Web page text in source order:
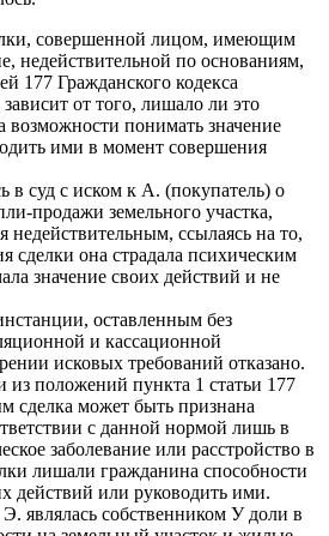
совершенной лицом, имеющим
недействительной по основаниям,
177 Гражданского кодекса
от того, лишало ли это
возможности понимать значение
ими в момент совершения
в суд с иском к А. (покупатель) о
продажи земельного участка,
ссылаясь на то,
сделки она страдала психическим
значение своих действий и не
оставленным без
и кассационной
исковых требований отказано.
положений пункта 1 статьи 177
сделка может быть признана
с данной нормой лишь в
заболевание или расстройство в
лишали гражданина способности
действий или руководить ими.
являлась собственником У доли в